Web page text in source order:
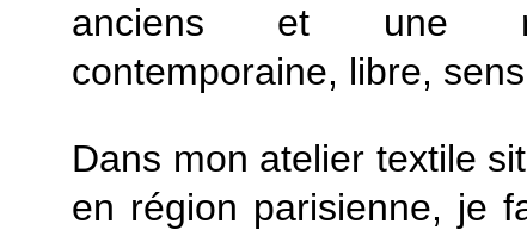
anciens et une
contemporaine, libre,
Dans mon atelier textile
en région parisienne, je